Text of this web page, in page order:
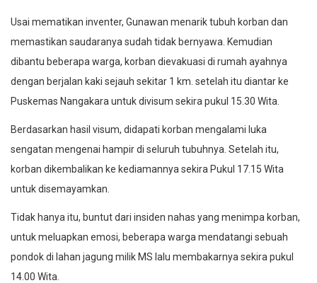
Usai mematikan inventer, Gunawan menarik tubuh korban dan
memastikan saudaranya sudah tidak bernyawa. Kemudian
dibantu beberapa warga, korban dievakuasi di rumah ayahnya
dengan berjalan kaki sejauh sekitar 1 km. setelah itu diantar ke
Puskemas Nangakara untuk divisum sekira pukul 15.30 Wita.
Berdasarkan hasil visum, didapati korban mengalami luka
sengatan mengenai hampir di seluruh tubuhnya. Setelah itu,
korban dikembalikan ke kediamannya sekira Pukul 17.15 Wita
untuk disemayamkan.
Tidak hanya itu, buntut dari insiden nahas yang menimpa korban,
untuk meluapkan emosi, beberapa warga mendatangi sebuah
pondok di lahan jagung milik MS lalu membakarnya sekira pukul
14.00 Wita.